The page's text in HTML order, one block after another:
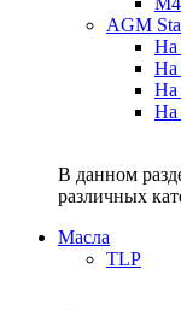
AGM
На
На
На
На
В данном
различных
Масла
TLP